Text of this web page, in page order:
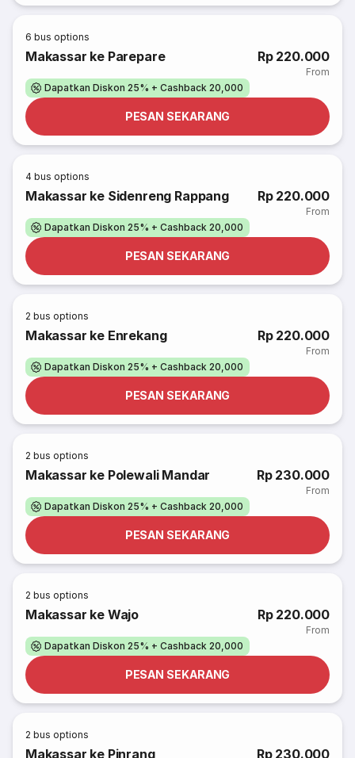
6 bus options
Makassar ke Parepare Rp 220.000
From
Dapatkan Diskon 25% + Cashback 20,000
PESAN SEKARANG
4 bus options
Makassar ke Sidenreng Rappang Rp 220.000
From
Dapatkan Diskon 25% + Cashback 20,000
PESAN SEKARANG
2 bus options
Makassar ke Enrekang Rp 220.000
From
Dapatkan Diskon 25% + Cashback 20,000
PESAN SEKARANG
2 bus options
Makassar ke Polewali Mandar Rp 230.000
From
Dapatkan Diskon 25% + Cashback 20,000
PESAN SEKARANG
2 bus options
Makassar ke Wajo Rp 220.000
From
Dapatkan Diskon 25% + Cashback 20,000
PESAN SEKARANG
2 bus options
Makassar ke Pinrang Rp 230.000